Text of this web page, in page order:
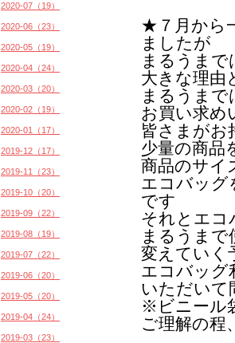
★７月から
ましたが
まるうま
大きな理由
まるうまで
お買い求め
皆さまがお
少量の商品
商品のサイ
エコバッグ
です
それとエコ
まるうまで
変えていく
エコバッグ
いただいて
※ビニール
ご理解の程
2020-07（19）
2020-06（23）
2020-05（19）
2020-04（24）
2020-03（20）
2020-02（19）
2020-01（17）
2019-12（17）
2019-11（23）
2019-10（20）
2019-09（22）
2019-08（19）
2019-07（22）
2019-06（20）
2019-05（20）
2019-04（24）
2019-03（23）